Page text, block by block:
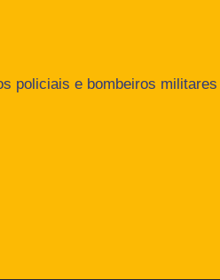
policiais e bombeiros militares